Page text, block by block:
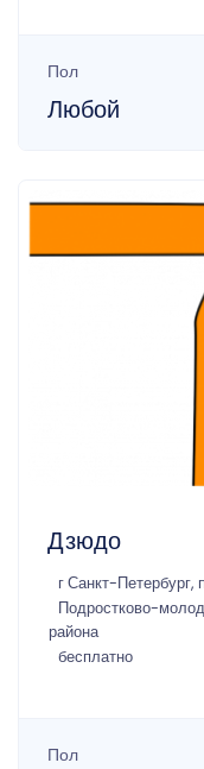
Пол
Любой
Дзюдо
г Санкт-
Подростково-
района
бесплатно
Пол